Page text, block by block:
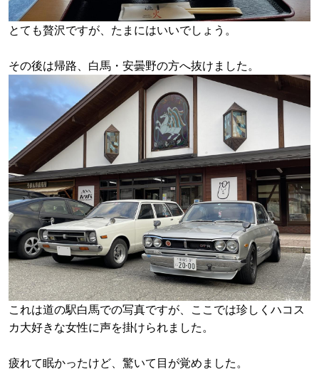
とても贅沢ですが、たまにはいいでしょう。
その後は帰路、白馬・安曇野の方へ抜けました。
これは道の駅白馬での写真ですが、ここでは珍しくハコス
カ大好きな女性に声を掛けられました。
疲れて眠かったけど、驚いて目が覚めました。